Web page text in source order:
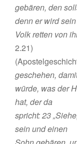
gebären, den
denn er wird sein
Volk retten von
2.21)
geschehen,
würde, was der
hat, der da
spricht: 23
sein und einen